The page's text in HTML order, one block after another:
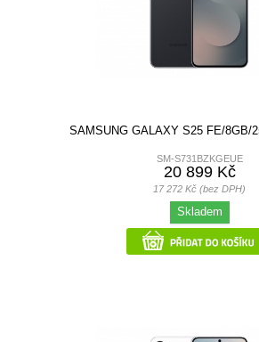
SAMSUNG GALAXY S25 FE/8GB/
SM-S731BZKGEUE
20 899 Kč
17 272 Kč (bez DPH)
Skladem